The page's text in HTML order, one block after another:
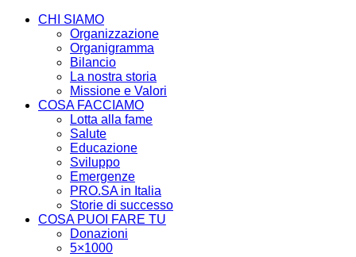
CHI SIAMO
Organizzazione
Organigramma
Bilancio
La nostra storia
Missione e Valori
COSA FACCIAMO
Lotta alla fame
Salute
Educazione
Sviluppo
Emergenze
PRO.SA in Italia
Storie di successo
COSA PUOI FARE TU
Donazioni
5×1000